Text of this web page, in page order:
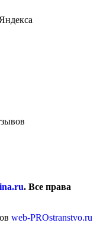
. Все права
web-PROstranstvo.ru